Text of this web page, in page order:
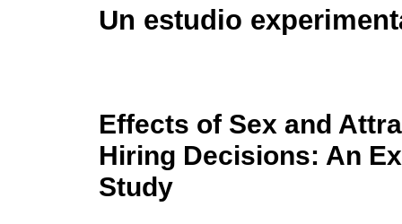
Un estudio
Effects of Sex and
Hiring Decisions: An
Study